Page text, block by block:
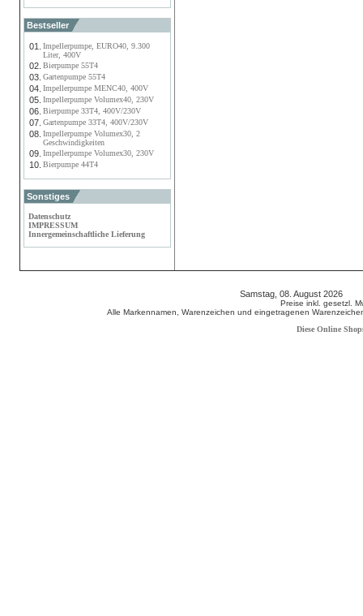
Bestseller
01.
Impellerpumpe, EURO40, 9.300
Liter, 400V
02. Bierpumpe 55T4
03. Gartenpumpe 55T4
04. Impellerpumpe MENC40, 400V
05. Impellerpumpe Volumex40, 230V
06. Bierpumpe 33T4, 400V/230V
07. Gartenpumpe 33T4, 400V/230V
08. Impellerpumpe Volumex30, 2
Geschwindigkeiten
09. Impellerpumpe Volumex30, 230V
10. Bierpumpe 44T4
Sonstiges
Datenschutz
IMPRESSUM
Innergemeinschaftliche Lieferung
Samstag, 08. August 2026
Preise inkl. gesetzl.
Alle Markennamen, Warenzeichen und eingetragenen
Diese Online